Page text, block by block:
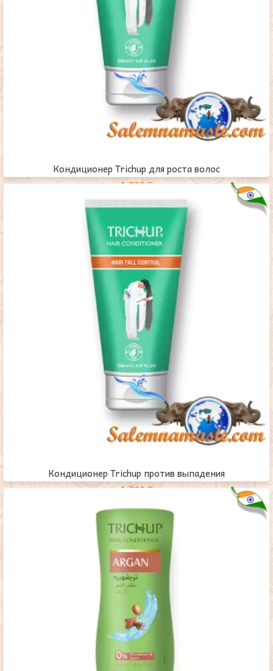
Кондиционер Trichup для роста волос
1,700₸
Кондиционер Trichup против выпадения
1,700₸